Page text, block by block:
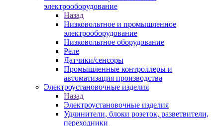
электрооборудование
Назад
Низковольтное и промышленное
электрооборудование
Низковольтное оборудование
Реле
Датчики/сенсоры
Промышленные контроллеры и
автоматизация производства
Электроустановочные изделия
Назад
Электроустановочные изделия
Удлинители, блоки розеток, разветвители,
переходники